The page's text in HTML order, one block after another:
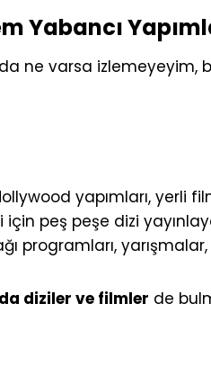
Yabancı
ne varsa izlemeyeyim,
yapımları, yerli
için peş peşe dizi
programları,
diziler ve filmler de